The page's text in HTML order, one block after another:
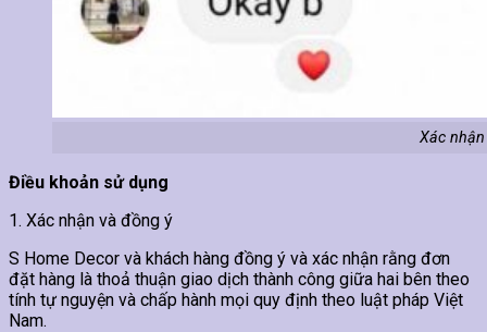
Xác
Điều khoản sử dụng
1. Xác nhận và đồng ý
S Home Decor và khách hàng đồng ý và xác nhận rằng đơn
đặt hàng là thoả thuận giao dịch thành công giữa hai bên theo
tính tự nguyện và chấp hành mọi quy định theo luật pháp Việt
Nam.